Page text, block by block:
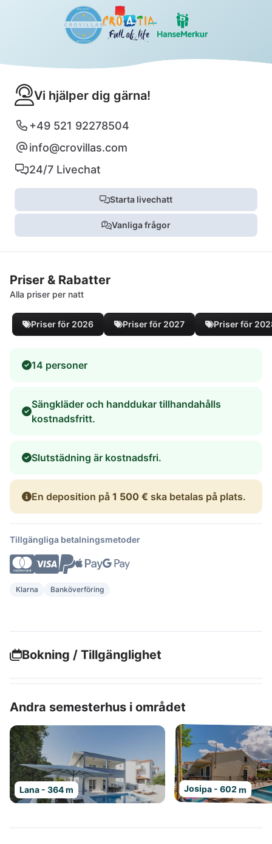
Vi hjälper dig gärna!
+49 521 92278504
info@crovillas.com
24/7 Livechat
Starta livechatt
Vanliga frågor
Priser & Rabatter
Alla priser per natt
Priser för 2026 Priser för 2027 Priser för
14 personer
Sängkläder och handdukar tillhandahålls
kostnadsfritt.
Slutstädning är kostnadsfri.
En deposition på 1 500 € ska betalas på plats.
Tillgängliga betalningsmetoder
Klarna Banköverföring
Bokning / Tillgänglighet
Andra semesterhus i området
Lana - 364 m Josipa - 602 m